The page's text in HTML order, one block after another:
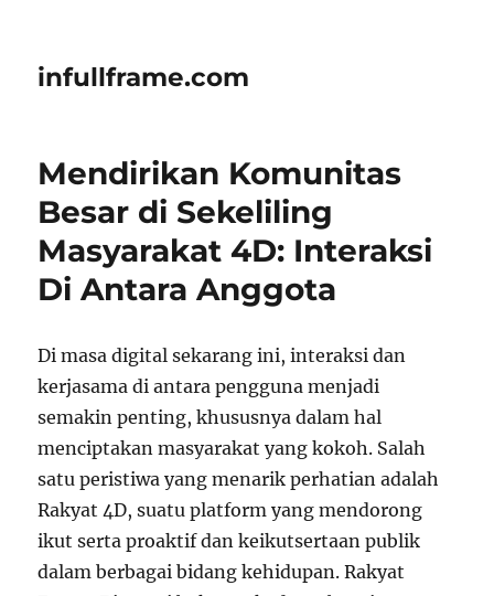
infullframe.com
Mendirikan Komunitas
Besar di Sekeliling
Masyarakat 4D: Interaksi
Di Antara Anggota
Di masa digital sekarang ini, interaksi dan
kerjasama di antara pengguna menjadi
semakin penting, khususnya dalam hal
menciptakan masyarakat yang kokoh. Salah
satu peristiwa yang menarik perhatian adalah
Rakyat 4D, suatu platform yang mendorong
ikut serta proaktif dan keikutsertaan publik
dalam berbagai bidang kehidupan. Rakyat